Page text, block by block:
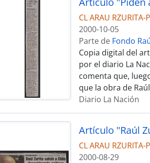
CL ARAU RZURITA-
2000-10-05
Parte de Fondo
Copia digital del
por el diario La
comenta que,
que la obra de
Diario La Nación
CL ARAU RZURITA-
2000-08-29